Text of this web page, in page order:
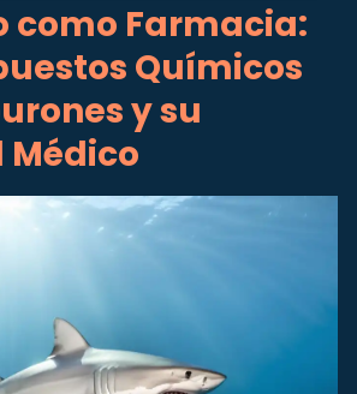
como Farmacia:
Químicos
y su
Médico